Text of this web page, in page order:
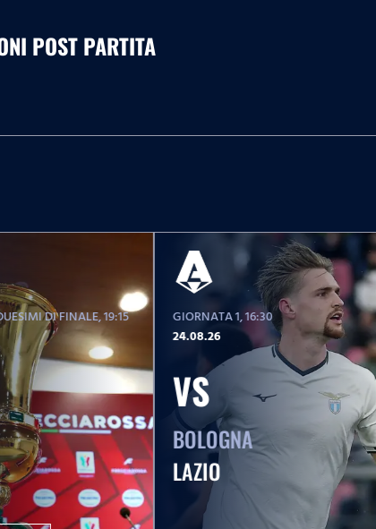
POST PARTITA
DI FINALE, 19:15
GIORNATA 1, 16:30
24.08.26
VS
BOLOGNA
LAZIO